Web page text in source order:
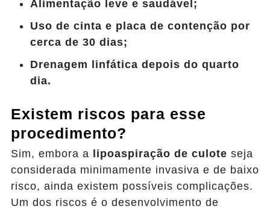
Alimentação leve e saudável;
Uso de cinta e placa de contenção por
cerca de 30 dias;
Drenagem linfática depois do quarto
dia.
Existem riscos para esse
procedimento?
Sim, embora a lipoaspiração de culote seja
considerada minimamente invasiva e de baixo
risco, ainda existem possíveis complicações.
Um dos riscos é o desenvolvimento de